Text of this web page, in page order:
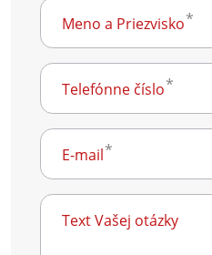
Meno a Priezvisko
Telefónne číslo
E-mail
Text Vašej otázky